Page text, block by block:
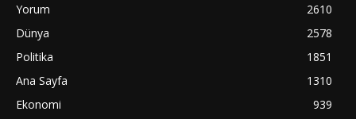
Yorum
2610
Dünya
2578
Politika
1851
Ana Sayfa
1310
Ekonomi
939